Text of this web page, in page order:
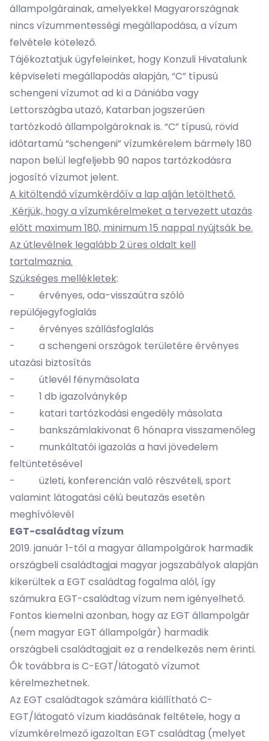
állampolgárainak, amelyekkel Magyarországnak
nincs vízummentességi megállapodása, a vízum
felvétele kötelező.
Tájékoztatjuk ügyfeleinket, hogy Konzuli Hivatalunk
képviseleti megállapodás alapján, “C” típusú
schengeni vízumot ad ki a Dániába vagy
Lettországba utazó, Katarban jogszerűen
tartózkodó állampolgároknak is. “C” típusú, rövid
időtartamú “schengeni” vízumkérelem bármely 180
napon belül legfeljebb 90 napos tartózkodásra
jogosító vízumot jelent.
A kitöltendő vízumkérdőív a lap alján letölthető.
Kérjük, hogy a vízumkérelmeket a tervezett utazás
előtt maximum 180, minimum 15 nappal nyújtsák be.
Az útlevélnek legalább 2 üres oldalt kell
tartalmaznia.
Szükséges mellékletek:
- érvényes, oda-visszaútra szóló
repülőjegyfoglalás
- érvényes szállásfoglalás
- a schengeni országok területére érvényes
utazási biztosítás
- útlevél fénymásolata
- 1 db igazolványkép
- katari tartózkodási engedély másolata
- bankszámlakivonat 6 hónapra visszamenőleg
- munkáltatói igazolás a havi jövedelem
feltüntetésével
- üzleti, konferencián való részvételi, sport
valamint látogatási célú beutazás esetén
meghívólevél
EGT-családtag vízum
2019. január 1-től a magyar állampolgárok harmadik
országbeli családtagjai magyar jogszabályok alapján
kikerültek a EGT családtag fogalma alól, így
számukra EGT-családtag vízum nem igényelhető.
Fontos kiemelni azonban, hogy az EGT állampolgár
(nem magyar EGT állampolgár) harmadik
országbeli családtagjait ez a rendelkezés nem érinti.
Ők továbbra is C-EGT/látogató vízumot
kérelmezhetnek.
Az EGT családtagok számára kiállítható C-
EGT/látogató vízum kiadásának feltétele, hogy a
vízumkérelmező igazoltan EGT családtag (melyet